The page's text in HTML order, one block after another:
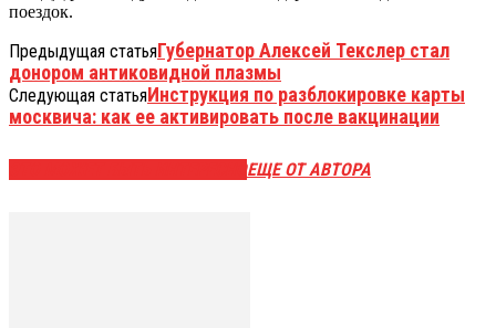
поездок.
Предыдущая статьяГубернатор Алексей Текслер стал
донором антиковидной плазмы
Следующая статьяИнструкция по разблокировке карты
москвича: как ее активировать после вакцинации
ЕЩЕ ОТ АВТОРА